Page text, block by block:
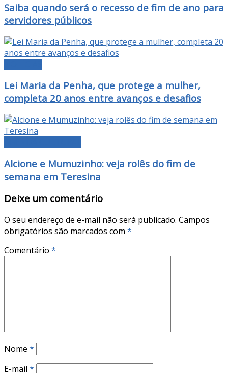
Saiba quando será o recesso de fim de ano para
servidores públicos
Lei Maria da Penha, que protege a mulher,
completa 20 anos entre avanços e desafios
Alcione e Mumuzinho: veja rolês do fim de
semana em Teresina
Deixe um comentário
O seu endereço de e-mail não será publicado. Campos
obrigatórios são marcados com *
Comentário *
Nome *
E-mail *